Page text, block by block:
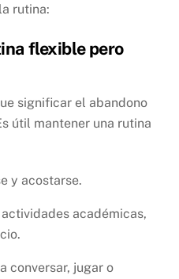
rutina:
flexible pero
significar el abandono
útil mantener una rutina
y acostarse.
académicas,
conversar, jugar o